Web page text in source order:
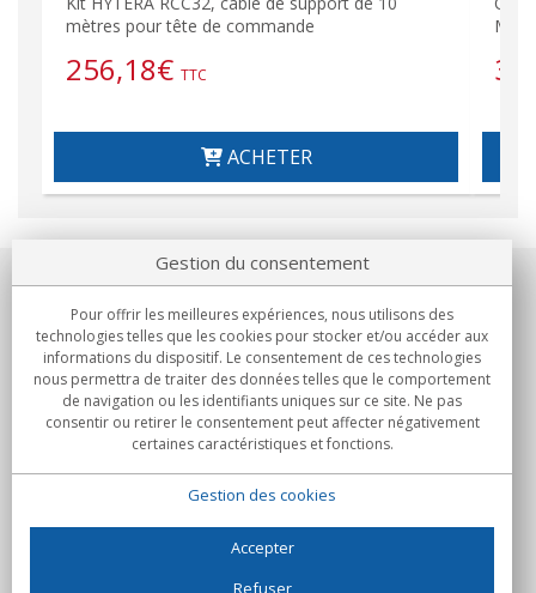
mètres pour tête de commande
256,18€ TTC
ACHETER
Notre société
Engagements
Achats
Gestion du consentement
Pour offrir les meilleures expériences, nous utilisons des
technologies telles que les cookies pour stocker et/ou accéder aux
informations du dispositif. Le consentement de ces technologies
nous permettra de traiter des données telles que le comportement
de navigation ou les identifiants uniques sur ce site. Ne pas
consentir ou retirer le consentement peut affecter négativement
certaines caractéristiques et fonctions.
Gestion des cookies
Accepter
Refuser